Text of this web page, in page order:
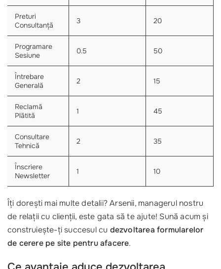
Preturi
Consultanță
3 20
Programare
Sesiune
0.5 50
Întrebare
Generală
2 15
Reclamă
Plătită
1 45
Consultare
Tehnică
2 35
Înscriere
Newsletter
1 10
Îți dorești mai multe detalii? Arsenii, managerul nostru
de relații cu clienții, este gata să te ajute! Sună acum și
construiește-ți succesul cu dezvoltarea formularelor
de cerere pe site pentru afacere.